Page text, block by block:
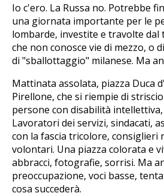
Io c'ero. La Russa no. Potrebbe
una giornata importante per le
lombarde, investite e travolte dal
che non conosce vie di mezzo, o
di "sballottaggio" milanese. Ma
Mattinata assolata, piazza Duca
Pirellone, che si riempie di
persone con disabilità
Lavoratori dei servizi, sindacati,
con la fascia tricolore, consiglieri
volontari. Una piazza colorata e
abbracci, fotografie, sorrisi. Ma
preoccupazione, voci basse,
cosa succederà.